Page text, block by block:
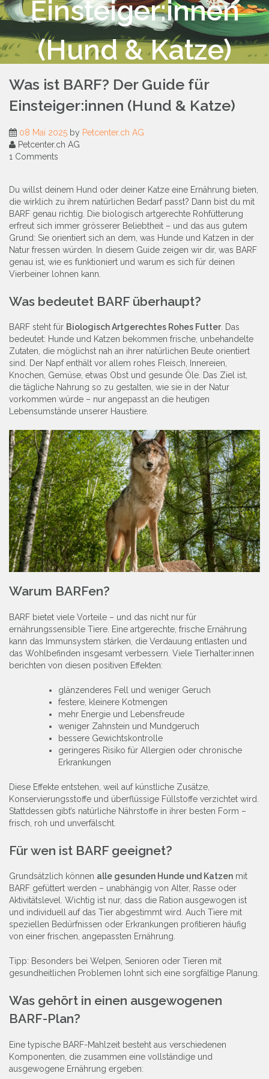
Einsteiger:innen
(Hund & Katze)
Was ist BARF? Der Guide für
Einsteiger:innen (Hund & Katze)
08 Mai 2025 by Petcenter.ch AG
Petcenter.ch AG
1 Comments
Du willst deinem Hund oder deiner Katze eine Ernährung bieten,
die wirklich zu ihrem natürlichen Bedarf passt? Dann bist du mit
BARF genau richtig. Die biologisch artgerechte Rohfütterung
erfreut sich immer grösserer Beliebtheit – und das aus gutem
Grund: Sie orientiert sich an dem, was Hunde und Katzen in der
Natur fressen würden. In diesem Guide zeigen wir dir, was BARF
genau ist, wie es funktioniert und warum es sich für deinen
Vierbeiner lohnen kann.
Was bedeutet BARF überhaupt?
BARF steht für Biologisch Artgerechtes Rohes Futter. Das
bedeutet: Hunde und Katzen bekommen frische, unbehandelte
Zutaten, die möglichst nah an ihrer natürlichen Beute orientiert
sind. Der Napf enthält vor allem rohes Fleisch, Innereien,
Knochen, Gemüse, etwas Obst und gesunde Öle. Das Ziel ist,
die tägliche Nahrung so zu gestalten, wie sie in der Natur
vorkommen würde – nur angepasst an die heutigen
Lebensumstände unserer Haustiere.
Warum BARFen?
BARF bietet viele Vorteile – und das nicht nur für
ernährungssensible Tiere. Eine artgerechte, frische Ernährung
kann das Immunsystem stärken, die Verdauung entlasten und
das Wohlbefinden insgesamt verbessern. Viele Tierhalter:innen
berichten von diesen positiven Effekten:
glänzenderes Fell und weniger Geruch
festere, kleinere Kotmengen
mehr Energie und Lebensfreude
weniger Zahnstein und Mundgeruch
bessere Gewichtskontrolle
geringeres Risiko für Allergien oder chronische
Erkrankungen
Diese Effekte entstehen, weil auf künstliche Zusätze,
Konservierungsstoffe und überflüssige Füllstoffe verzichtet wird.
Stattdessen gibt’s natürliche Nährstoffe in ihrer besten Form –
frisch, roh und unverfälscht.
Für wen ist BARF geeignet?
Grundsätzlich können alle gesunden Hunde und Katzen mit
BARF gefüttert werden – unabhängig von Alter, Rasse oder
Aktivitätslevel. Wichtig ist nur, dass die Ration ausgewogen ist
und individuell auf das Tier abgestimmt wird. Auch Tiere mit
speziellen Bedürfnissen oder Erkrankungen profitieren häufig
von einer frischen, angepassten Ernährung.
Tipp: Besonders bei Welpen, Senioren oder Tieren mit
gesundheitlichen Problemen lohnt sich eine sorgfältige Planung.
Was gehört in einen ausgewogenen
BARF-Plan?
Eine typische BARF-Mahlzeit besteht aus verschiedenen
Komponenten, die zusammen eine vollständige und
ausgewogene Ernährung ergeben: